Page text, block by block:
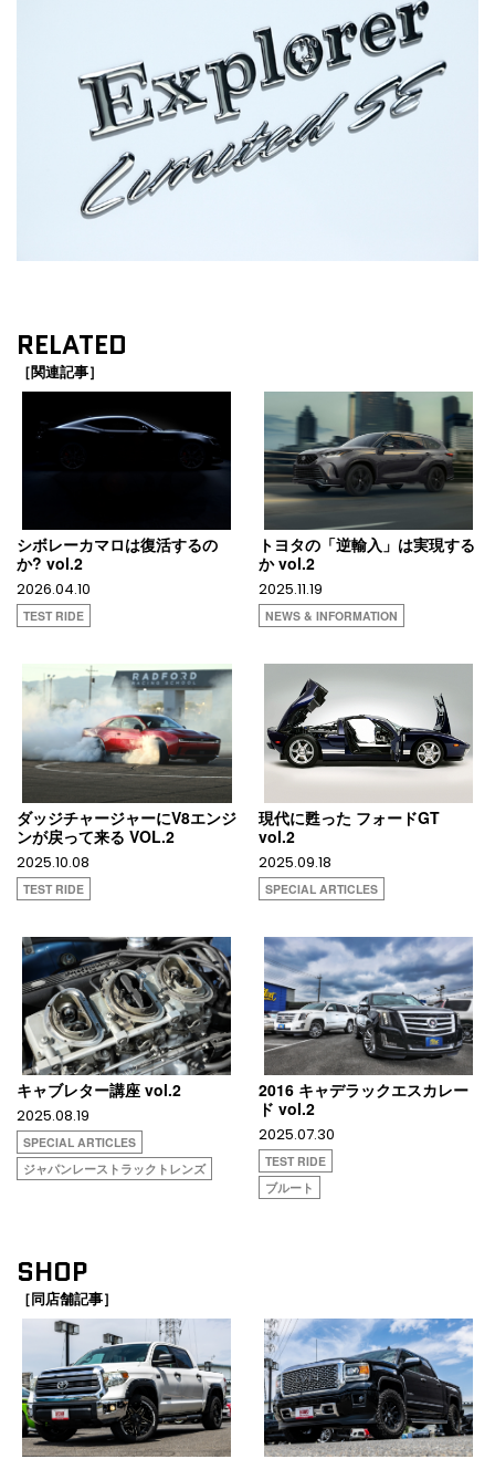
RELATED
［関連記事］
シボレーカマロは復活するの
か? vol.2
2026.04.10
TEST RIDE
トヨタの「逆輸入」は実現する
か vol.2
2025.11.19
NEWS & INFORMATION
ダッジチャージャーにV8エンジ
ンが戻って来る VOL.2
2025.10.08
TEST RIDE
現代に甦った フォードGT
vol.2
2025.09.18
SPECIAL ARTICLES
キャブレター講座 vol.2
2025.08.19
SPECIAL ARTICLES
ジャパンレーストラックトレンズ
2016 キャデラックエスカレー
ド vol.2
2025.07.30
TEST RIDE
ブルート
SHOP
［同店舗記事］